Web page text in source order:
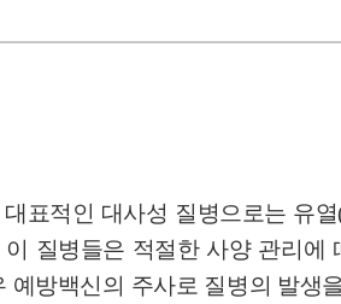
표적인 대사성 질병으로는 유
질병들은 적절한 사양 관리에
방백신의 주사로 질병의 발생